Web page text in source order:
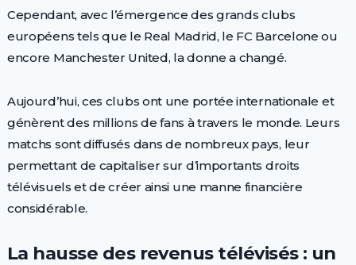
Cependant, avec l’émergence des grands clubs
européens tels que le Real Madrid, le FC Barcelone ou
encore Manchester United, la donne a changé.
Aujourd’hui, ces clubs ont une portée internationale et
génèrent des millions de fans à travers le monde. Leurs
matchs sont diffusés dans de nombreux pays, leur
permettant de capitaliser sur d’importants droits
télévisuels et de créer ainsi une manne financière
considérable.
La hausse des revenus télévisés : un